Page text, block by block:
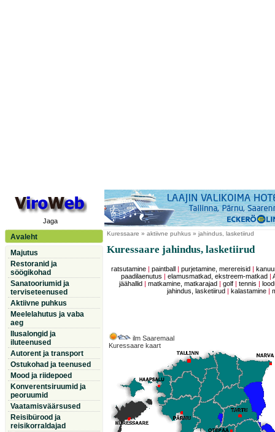
Jaga
Avaleht
Majutus
Restoranid ja
söögikohad
Sanatooriumid ja
terviseteenused
Aktiivne puhkus
Meelelahutus ja vaba
aeg
Ilusalongid ja
iluteenused
Autorent ja transport
Ostukohad ja teenused
Mood ja riidepoed
Konverentsiruumid ja
peoruumid
Vaatamisväärsused
Reisibürood ja
reisikorraldajad
Kuressaare » aktiivne puhkus » jahindus, lasketiirud
Kuressaare jahindus, lasketiirud
ratsutamine| paintball purjetamine, merereisid
paadilaenutus
|elamusmatkad, ekstreem-matkad |
jäähallid
matkamine, matkarajad golf| tennis
jahindus, lasketiirud
kalastamine |
ilm Saaremaal
Kuressaare kaart